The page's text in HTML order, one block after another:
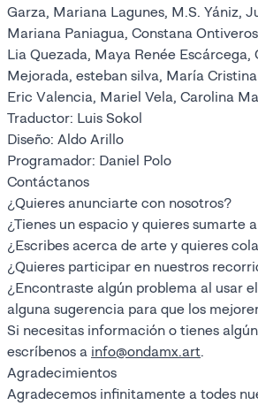
Garza, Mariana Lagunes, M.S. Yániz,
Mariana Paniagua, Constana
Lia Quezada, Maya Renée Escárcega,
Mejorada, esteban silva, María
Eric Valencia, Mariel Vela, Carolina
Traductor: Luis Sokol
Diseño: Aldo Arillo
Programador: Daniel Polo
Contáctanos
¿Quieres anunciarte con nosotros?
¿Tienes un espacio y quieres sumarte
¿Escribes acerca de arte y quieres
¿Quieres participar en nuestros
¿Encontraste algún problema al usar
alguna sugerencia para que los
Si necesitas información o tienes
escríbenos a info@ondamx.art.
Agradecimientos
Agradecemos infinitamente a todes